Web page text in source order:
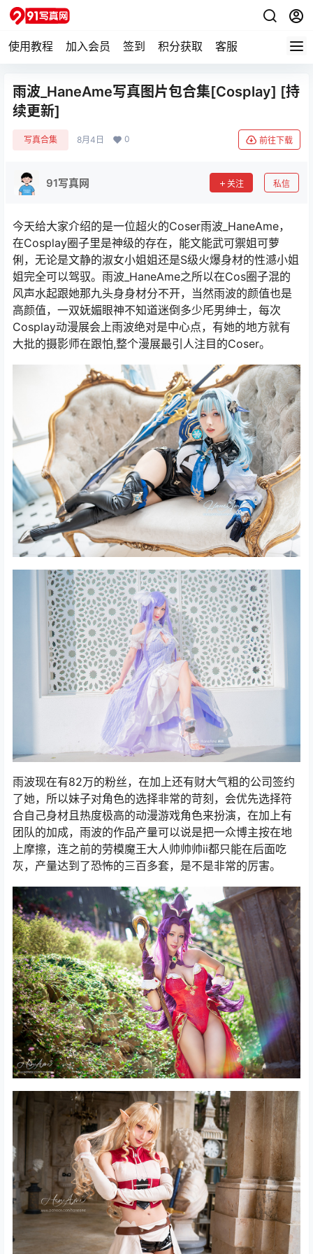
使用教程 加入会员 签到 积分获取 客服
雨波_HaneAme写真图片包合集[Cosplay] [持
续更新]
写真合集 8月4日 0 前往下载
91写真网 关注 私信
今天给大家介绍的是一位超火的Coser雨波_HaneAme，
在Cosplay圈子里是神级的存在，能文能武可禦姐可萝
俐，无论是文静的淑女小姐姐还是S级火爆身材的性澸小姐
姐完全可以驾驭。雨波_HaneAme之所以在Cos圈子混的
风声水起跟她那九头身身材分不开，当然雨波的颜值也是
高颜值，一双妩媚眼神不知道迷倒多少厇男绅士，每次
Cosplay动漫展会上雨波绝对是中心点，有她的地方就有
大批的摄影师在跟怕,整个漫展最引人注目的Coser。
雨波现在有82万的粉丝，在加上还有财大气粗的公司签约
了她，所以妹子对角色的选择非常的苛刻，会优先选择符
合自己身材且热度极高的动漫游戏角色来扮演，在加上有
团队的加成，雨波的作品产量可以说是把一众博主按在地
上摩擦，连之前的劳模魔王大人帅帅帅ii都只能在后面吃
灰，产量达到了恐怖的三百多套，是不是非常的厉害。